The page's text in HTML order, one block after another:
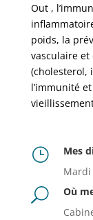
Out ,
poids, la
vasculaire
(cholesterol,
l’immunité
}
Mes
Mardi
U
Où